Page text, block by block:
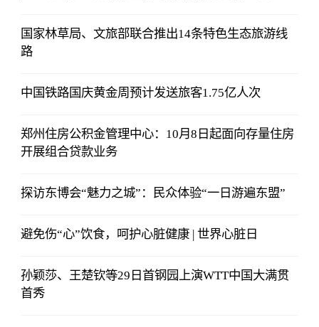
国家林草局、文旅部联合推出14条特色生态旅游线
路
中国铁路国庆黄金周预计发送旅客1.75亿人次
郑州住房公积金管理中心：10月8日起面向存量住房
开展组合贷款业务
探访东博会“魅力之城”：民众体验“一日游遍东盟”
避免伤“心”饮食，呵护心脏健康 | 世界心脏日
孙颖莎、王楚钦等29日首钢园上演WTT中国大满贯
首秀